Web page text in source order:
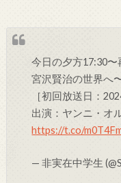
今日の夕方17:30〜
宮沢賢治の世界へ
［初回放送日：
出演：ヤンニ・オ
https://t.co/
— 非実在中学生